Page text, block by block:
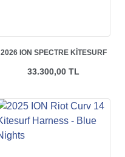
2026 ION SPECTRE KITESURF
33.300,00 TL